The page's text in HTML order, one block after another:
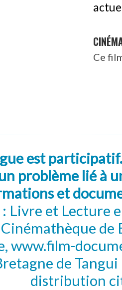
Ce
est
problème lié à
et
Livre et Lecture
de
www.film-
de
distribution